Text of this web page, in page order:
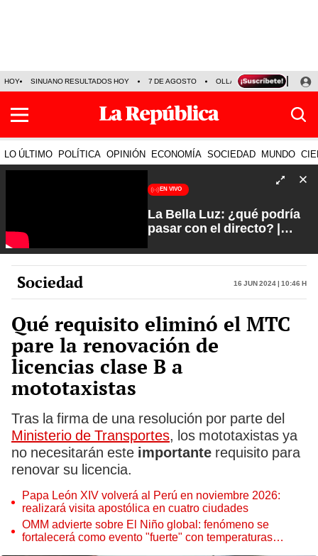
HOY SINUANO RESULTADOS HOY 7 DE AGOSTO OLLANTA HUMALA
LO ÚLTIMO POLÍTICA OPINIÓN ECONOMÍA SOCIEDAD MUNDO
EN VIVO
La Bella Luz: ¿qué podría
pasar con el directo? |
Camacho
Sociedad 16 Jun 2024 | 10:46 h
Qué requisito eliminó el MTC
pare la renovación de
licencias clase B a
mototaxistas
Tras la firma de una resolución por parte del
Ministerio de Transportes, los mototaxistas ya
no necesitarán este importante requisito para
renovar su licencia.
Papa León XIV volverá al Perú en noviembre 2026:
realizará visita apostólica en cuatro ciudades
OMM advierte sobre El Niño global: fenómeno se
fortalecerá como evento "fuerte" con temperaturas